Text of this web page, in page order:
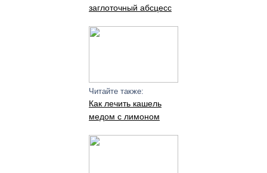
заглоточный абсцесс
Читайте также:
Как лечить кашель
медом с лимоном